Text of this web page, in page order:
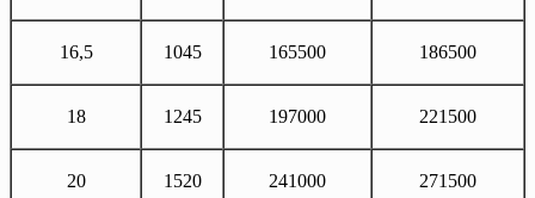
16,5 1045 165500 186500
18 1245 197000 221500
20 1520 241000 271500